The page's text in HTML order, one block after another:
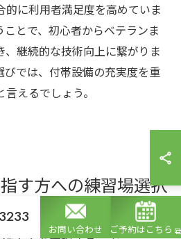
に利用者満足度を高めていま
とで、初心者からベテランま
継続的な技術向上に繋がりま
では、付帯設備の充実度を重
えるでしょう。
す方への練習場選択
お問い合わせ ご予約はこちら